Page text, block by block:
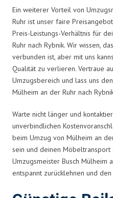
Ein weiterer Vorteil von
Ruhr ist unser faire
Preis-Leistungs-Verhältnis für
Ruhr nach Rybnik. Wir wissen,
verbunden ist, aber mit uns
Qualität zu verlieren. Vertraue
Umzugsbereich und lass uns
Mülheim an der Ruhr nach
Warte nicht länger und
unverbindlichen
beim Umzug von Mülheim an
sein und deinen Möbeltransport
Umzugsmeister Busch Mülheim
entspannt zurücklehnen und